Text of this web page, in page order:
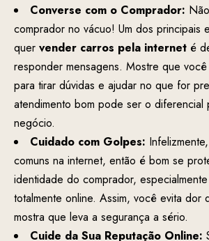
Converse com o Comprador:
comprador no vácuo! Um dos principais
quer vender carros pela internet é
responder mensagens. Mostre que
para tirar dúvidas e ajudar no que for
atendimento bom pode ser o diferencial
negócio.
Cuidado com Golpes:
comuns na internet, então é bom se
identidade do comprador,
totalmente online. Assim, você evita dor
mostra que leva a segurança a sério.
Cuide da Sua Reputação Online: